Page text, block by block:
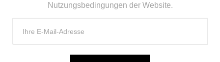
Planeten (in kg)Nutzungsbedingungen der Website.